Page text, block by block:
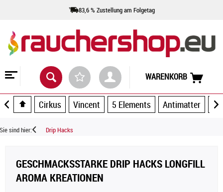
83,6 % Zustellung am Folgetag
WARENKORB
Cirkus Vincent 5 Elements Antimatter
Sie sind hier: Drip Hacks
GESCHMACKSSTARKE DRIP HACKS LONGFILL
AROMA KREATIONEN